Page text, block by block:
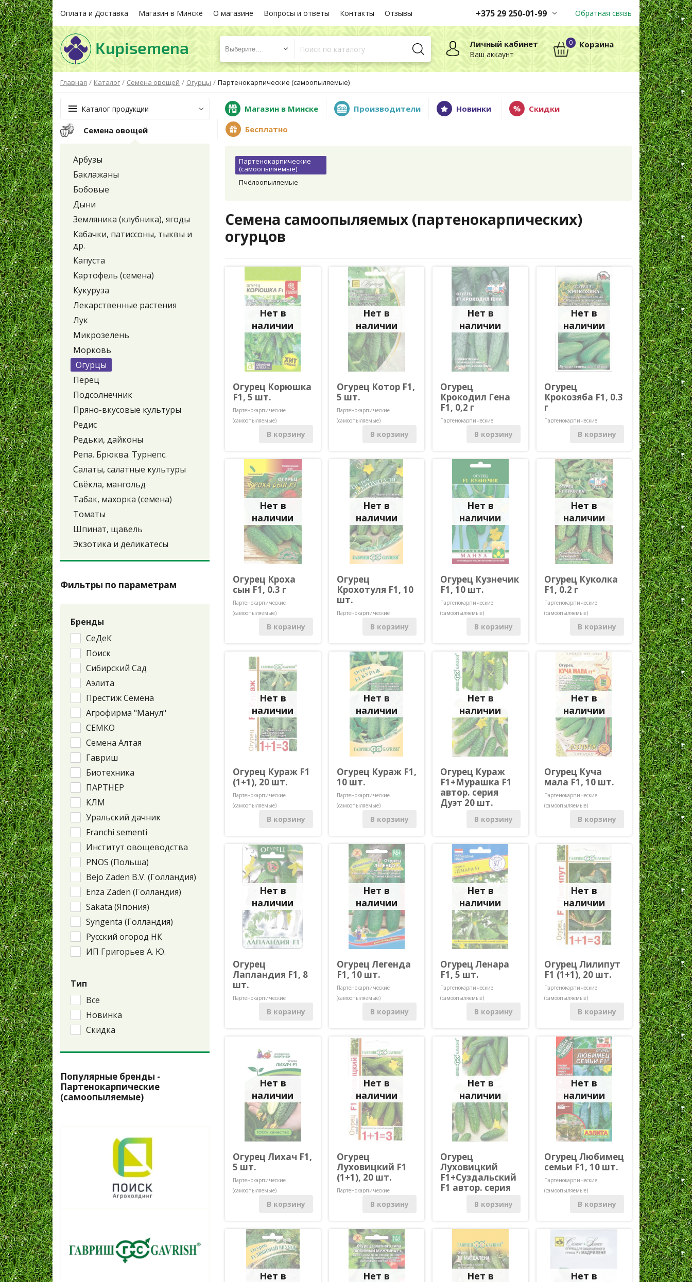
Оплата и Доставка Магазин в Минске О магазине Вопросы и ответы Контакты Отзывы +375 29 250-01-99
автоматически через корзину
круглосуточно без выходных
Обратная связь
Выберите... Личный кабинет
Ваш аккаунт
0 Корзина
Главная / Каталог / Семена овощей / Огурцы / Партенокарпические (самоопыляемые)
Каталог продукции
Семена овощей
Арбузы
Баклажаны
Бобовые
Дыни
Земляника (клубника), ягоды
Кабачки, патиссоны, тыквы и
др.
Капуста
Картофель (семена)
Кукуруза
Лекарственные растения
Лук
Микрозелень
Морковь
Огурцы
Перец
Подсолнечник
Пряно-вкусовые культуры
Редис
Редьки, дайконы
Репа. Брюква. Турнепс.
Салаты, салатные культуры
Свёкла, мангольд
Табак, махорка (семена)
Томаты
Шпинат, щавель
Экзотика и деликатесы
Фильтры по параметрам
Бренды
СеДеК
Поиск
Сибирский Сад
Аэлита
Престиж Семена
Агрофирма "Манул"
СЕМКО
Семена Алтая
Гавриш
Биотехника
ПАРТНЕР
КЛМ
Уральский дачник
Franchi sementi
Институт овощеводства
PNOS (Польша)
Bejo Zaden B.V. (Голландия)
Enza Zaden (Голландия)
Sakata (Япония)
Syngenta (Голландия)
Русский огород НК
ИП Григорьев А. Ю.
Тип
Все
Новинка
Скидка
Популярные бренды -
Партенокарпические
(самоопыляемые)
Магазин в Минске Производители Новинки
Скидки
Бесплатно
Партенокарпические
(самоопыляемые)
Пчёлоопыляемые
Семена самоопыляемых (партенокарпических)
огурцов
Нет в
наличии
Огурец Корюшка
F1, 5 шт.
Партенокарпические
(самоопыляемые)
В корзину
Нет в
наличии
Огурец Котор F1,
5 шт.
Партенокарпические
(самоопыляемые)
В корзину
Нет в
наличии
Огурец
Крокодил Гена
F1, 0,2 г
Партенокарпические
(самоопыляемые)В корзину
Нет в
наличии
Огурец
Крокозяба F1, 0.3
г
Партенокарпические
(самоопыляемые)В корзину
Нет в
наличии
Огурец Кроха
сын F1, 0.3 г
Партенокарпические
(самоопыляемые)
В корзину
Нет в
наличии
Огурец
Крохотуля F1, 10
шт.
Партенокарпические
(самоопыляемые)В корзину
Нет в
наличии
Огурец Кузнечик
F1, 10 шт.
Партенокарпические
(самоопыляемые)
В корзину
Нет в
наличии
Огурец Куколка
F1, 0.2 г
Партенокарпические
(самоопыляемые)
В корзину
Нет в
наличии
Огурец Кураж F1
(1+1), 20 шт.
Партенокарпические
(самоопыляемые)
В корзину
Нет в
наличии
Огурец Кураж F1,
10 шт.
Партенокарпические
(самоопыляемые)
В корзину
Нет в
наличии
Огурец Кураж
F1+Мурашка F1
автор. серия
Дуэт 20 шт.
ПартенокарпическиеВ корзину
Нет в
наличии
Огурец Куча
мала F1, 10 шт.
Партенокарпические
(самоопыляемые)
В корзину
Нет в
наличии
Огурец
Лапландия F1, 8
шт.
Партенокарпические
(самоопыляемые)В корзину
Нет в
наличии
Огурец Легенда
F1, 10 шт.
Партенокарпические
(самоопыляемые)
В корзину
Нет в
наличии
Огурец Ленара
F1, 5 шт.
Партенокарпические
(самоопыляемые)
В корзину
Нет в
наличии
Огурец Лилипут
F1 (1+1), 20 шт.
Партенокарпические
(самоопыляемые)
В корзину
Нет в
наличии
Огурец Лихач F1,
5 шт.
Партенокарпические
(самоопыляемые)
В корзину
Нет в
наличии
Огурец
Луховицкий F1
(1+1), 20 шт.
Партенокарпические
(самоопыляемые)В корзину
Нет в
наличии
Огурец
Луховицкий
F1+Суздальский
F1 автор. серия
В корзину
Нет в
наличии
Огурец Любимец
семьи F1, 10 шт.
Партенокарпические
(самоопыляемые)
В корзину
Нет в
Нет в
Нет в
Нет в